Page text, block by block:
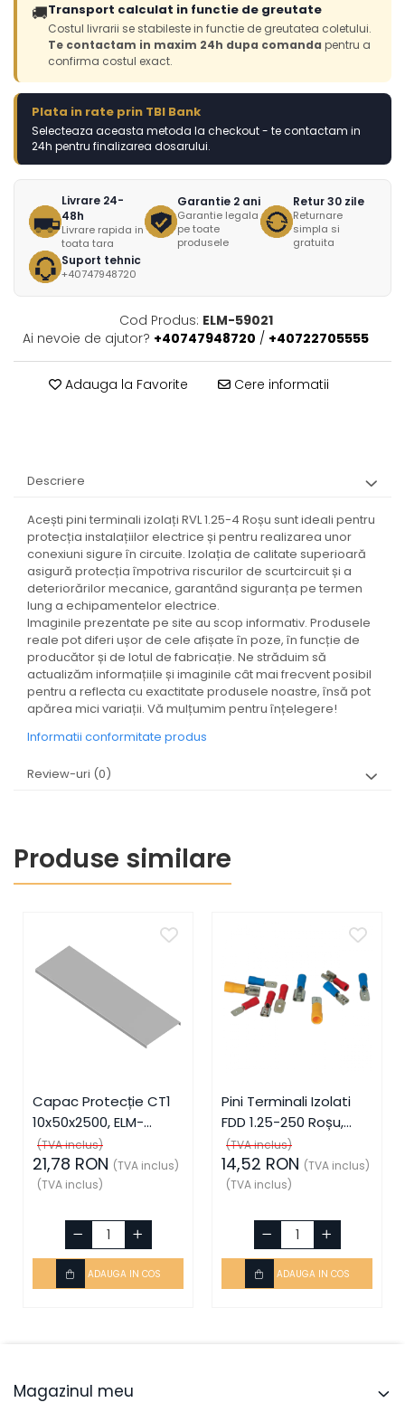
🚚Transport calculat in functie de greutate
Costul livrarii se stabileste in functie de greutatea coletului.
Te contactam in maxim 24h dupa comanda pentru a
confirma costul exact.
Plata in rate prin TBI Bank
Selecteaza aceasta metoda la checkout - te contactam in
24h pentru finalizarea dosarului.
Livrare 24-
48h
Livrare rapida in
toata tara
Garantie 2 ani
Garantie legala
pe toate
produsele
Retur 30 zile
Returnare
simpla si
gratuita
Suport tehnic
+40747948720
Cod Produs: ELM-59021
Ai nevoie de ajutor? +40747948720 / +40722705555
Adauga la Favorite Cere informatii
Descriere
Acești pini terminali izolați RVL 1.25-4 Roșu sunt ideali pentru
protecția instalațiilor electrice și pentru realizarea unor
conexiuni sigure în circuite. Izolația de calitate superioară
asigură protecția împotriva riscurilor de scurtcircuit și a
deteriorărilor mecanice, garantând siguranța pe termen
lung a echipamentelor electrice.
Imaginile prezentate pe site au scop informativ. Produsele
reale pot diferi ușor de cele afișate în poze, în funcție de
producător și de lotul de fabricație. Ne străduim să
actualizăm informațiile și imaginile cât mai frecvent posibil
pentru a reflecta cu exactitate produsele noastre, însă pot
apărea mici variații. Vă mulțumim pentru înțelegere!
Informatii conformitate produs
Review-uri (0)
Produse similare
Capac Protecție CT1
10x50x2500, ELM-
56050825C, Elmark
(TVA inclus)
21,78 RON (TVA inclus)
(TVA inclus)
ADAUGA IN COS
Pini Terminali Izolati
FDD 1.25-250 Roșu,
ELM-59006, Elmark
(TVA inclus)
14,52 RON (TVA inclus)
(TVA inclus)
ADAUGA IN COS
Magazinul meu